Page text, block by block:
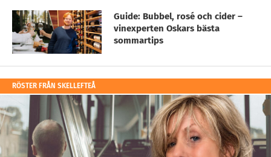
Guide: Bubbel, rosé och cider –
vinexperten Oskars bästa
sommartips
RÖSTER FRÅN SKELLEFTEÅ